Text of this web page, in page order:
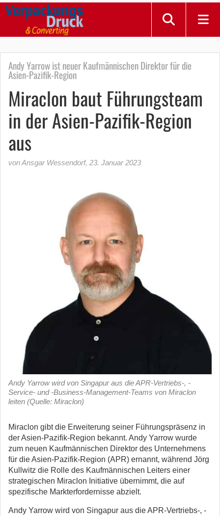
Andy Yarrow ist neuer Kaufmännischen Direktor für die
Asien-Pazifik-Region
Miraclon baut Führungsteam
in der Asien-Pazifik-Region
aus
von Ansgar Wessendorf, 23. Januar 2023
Andy Yarrow wird von Singapur aus die APR-Vertriebs-, -
Service- und -Business-Management-Teams von Miraclon
leiten (Quelle: Miraclon)
Miraclon gibt die Erweiterung seiner Führungspräsenz in
der Asien-Pazifik-Region bekannt. Andy Yarrow wurde
zum neuen Kaufmännischen Direktor des Unternehmens
für die Asien-Pazifik-Region (APR) ernannt, während Jörg
Kullwitz die Rolle des Kaufmännischen Leiters einer
strategischen Miraclon Initiative übernimmt, die auf
spezifische Markterfordernisse abzielt.
Andy Yarrow wird von Singapur aus die APR-Vertriebs-, -